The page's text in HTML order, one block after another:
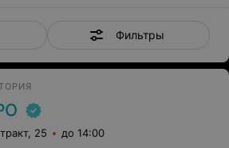
Фильтры
25 до 14:00